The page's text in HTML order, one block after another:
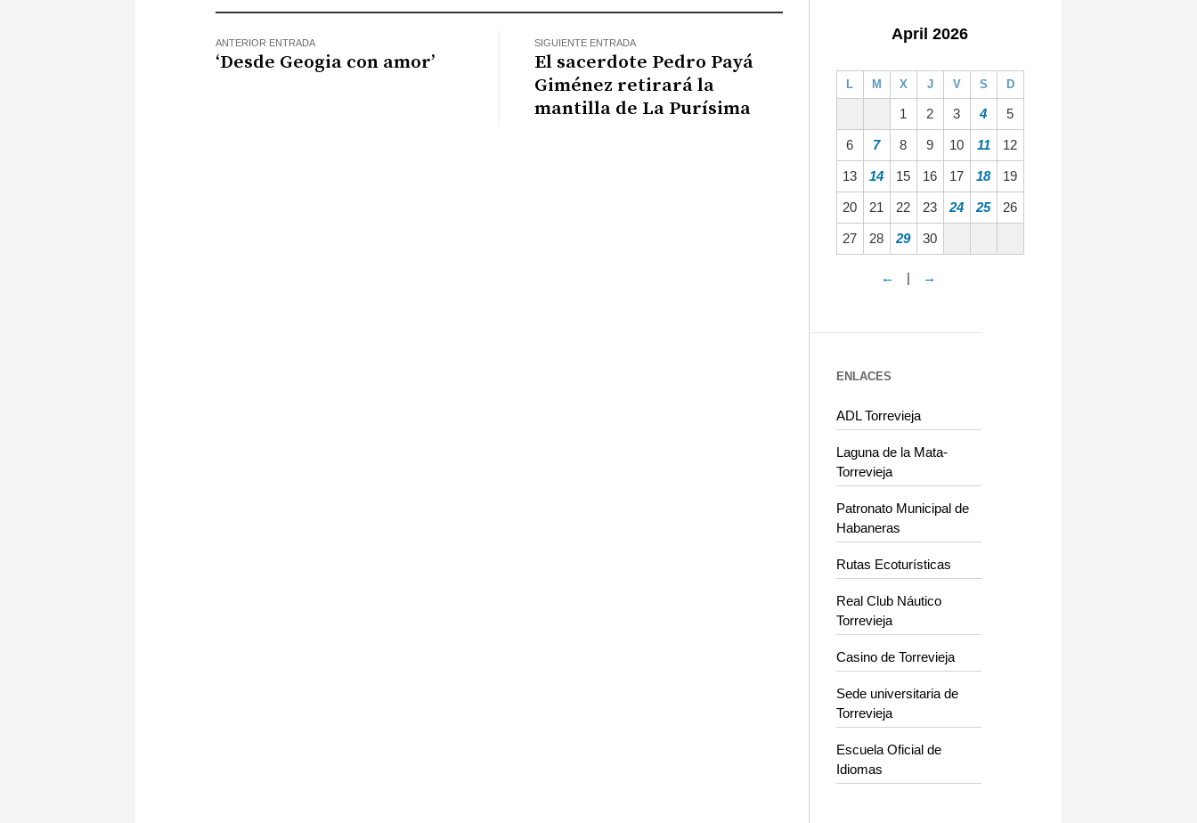
ANTERIOR ENTRADA
‘Desde Geogia con amor’
SIGUIENTE ENTRADA
El sacerdote Pedro Payá
Giménez retirará la
mantilla de La Purísima
April 2026
L M X J V S D
1 2 3 4 5
6 7 8 9 10 11 12
13 14 15 16 17 18 19
20 21 22 23 24 25 26
27 28 29 30
← | →
ENLACES
ADL Torrevieja
Laguna de la Mata-
Torrevieja
Patronato Municipal de
Habaneras
Rutas Ecoturísticas
Real Club Náutico
Torrevieja
Casino de Torrevieja
Sede universitaria de
Torrevieja
Escuela Oficial de
Idiomas